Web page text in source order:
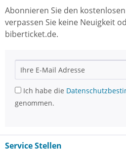
Abonnieren Sie den
verpassen Sie keine Neuigkeit
biberticket.de.
Ich habe die
genommen.
Service Stellen